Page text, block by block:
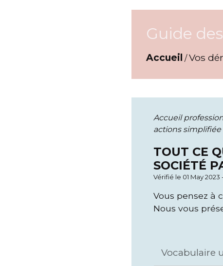
Guide
Accueil /Vos
Accueil
actions simplifiée
TOUT CE
SOCIÉTÉ
Vérifié le 01 May
Vous pensez à
Nous vous
Vocabulaire